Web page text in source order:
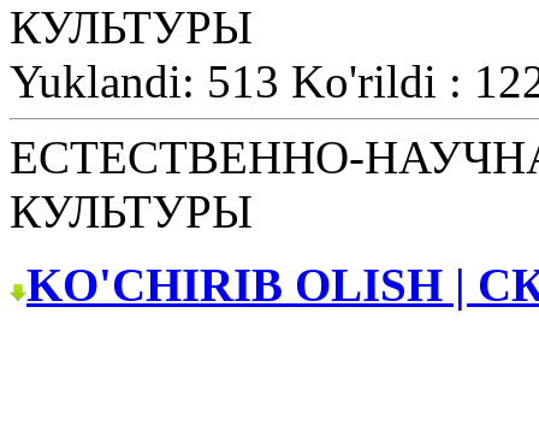
КУЛЬТУРЫ
Yuklandi: 513 Ko'rildi :
ЕСТЕСТВЕННО-
КУЛЬТУРЫ
KO'CHIRIB OLISH |